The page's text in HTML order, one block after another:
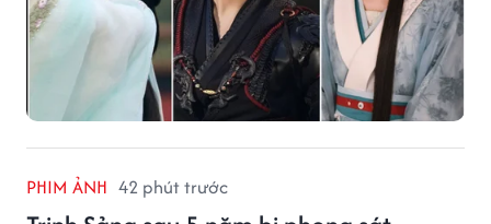
PHIM ẢNH 42 phút trước